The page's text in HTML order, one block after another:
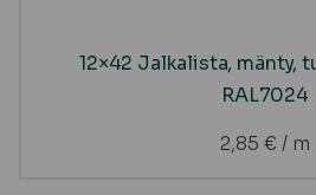
12×42 Jalkalista, mänty,
RAL7024
2,85 € / m